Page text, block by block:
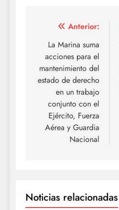
Navegación
de
entradas
Anterior:
La Marina suma
acciones para el
mantenimiento del
estado de derecho
en un trabajo
conjunto con el
Ejército, Fuerza
Aérea y Guardia
Nacional
Noticias relacionadas